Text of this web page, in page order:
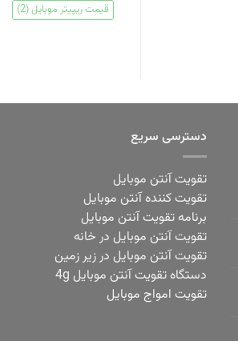
قیمت ریپیتر موبایل(2)
دسترسی سریع
تقویت آنتن موبایل
تقویت کننده آنتن موبایل
برنامه تقویت آنتن موبایل
تقویت آنتن موبایل در خانه
تقویت آنتن موبایل در زیر زمین
دستگاه تقویت آنتن موبایل 4g
تقویت امواج موبایل